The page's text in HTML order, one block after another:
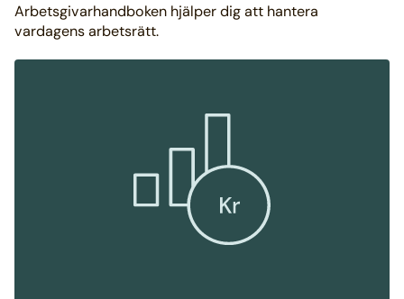
Arbetsgivarhandboken hjälper dig att hantera
vardagens arbetsrätt.